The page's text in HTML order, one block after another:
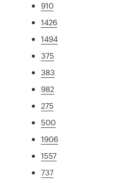
910
1426
1494
375
383
982
275
500
1906
1557
737